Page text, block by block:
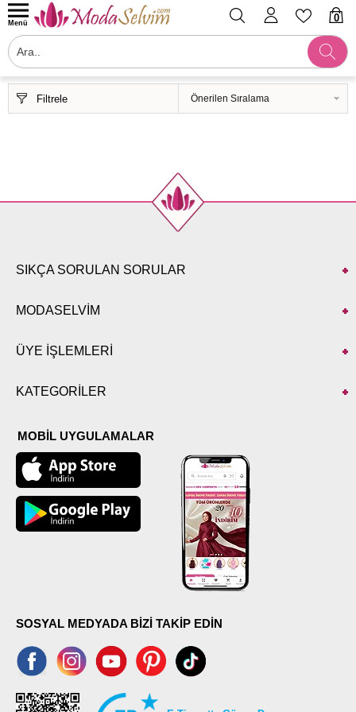
0
Menü
Filtrele
SIKÇA SORULAN SORULAR
MODASELVİM
ÜYE İŞLEMLERİ
KATEGORİLER
MOBİL UYGULAMALAR
SOSYAL MEDYADA BİZİ TAKİP EDİN